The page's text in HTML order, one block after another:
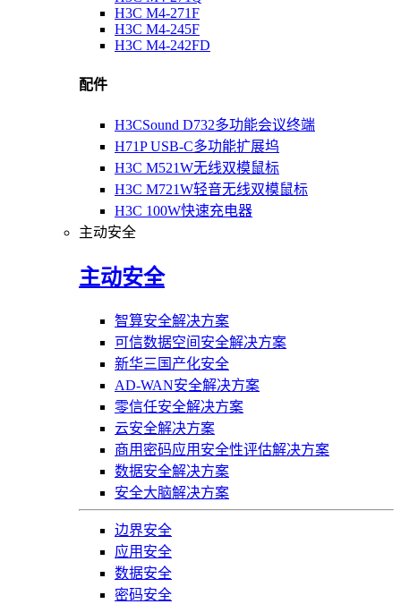
H3C M4-271F
H3C M4-245F
H3C M4-242FD
配件
H3CSound D732多功能会议终端
H71P USB-C多功能扩展坞
H3C M521W无线双模鼠标
H3C M721W轻音无线双模鼠标
H3C 100W快速充电器
主动安全
主动安全
智算安全解决方案
可信数据空间安全解决方案
新华三国产化安全
AD-WAN安全解决方案
零信任安全解决方案
云安全解决方案
商用密码应用安全性评估解决方案
数据安全解决方案
安全大脑解决方案
边界安全
应用安全
数据安全
密码安全